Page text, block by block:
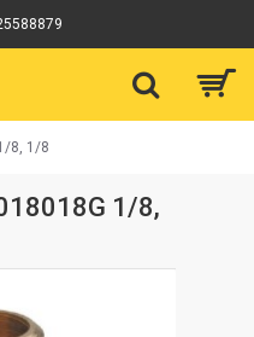
8, 1/8
1/8,